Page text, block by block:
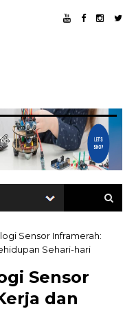
Sensor Inframerah:
Sehari-hari
Sensor
dan